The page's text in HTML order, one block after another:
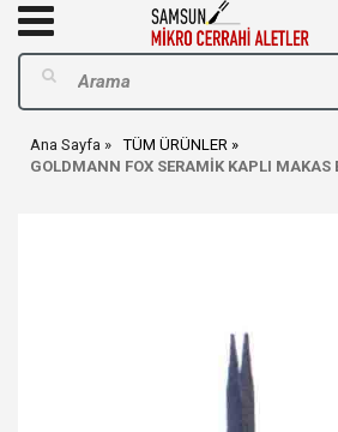
Ana Sayfa
TÜM ÜRÜNLER
GOLDMANN FOX SERAMİK KAPLI MAKAS